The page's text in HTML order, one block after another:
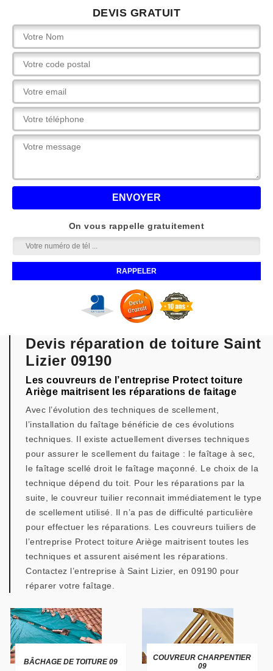
DEVIS GRATUIT
On vous rappelle gratuitement
Devis réparation de toiture Saint
Lizier 09190
Les couvreurs de l’entreprise Protect toiture
Ariège maitrisent les réparations de faitage
Avec l’évolution des techniques de scellement,
l’installation du faîtage bénéficie de ces évolutions
techniques. Il existe actuellement diverses techniques
pour assurer le scellement du faitage : le faîtage à sec,
le faîtage scellé droit le faîtage maçonné. Le choix de la
technique dépend du toit. Pour les réparations par la
suite, le couvreur tuilier reconnait immédiatement le type
de scellement utilisé. Il n’a pas de difficulté particulière
pour effectuer les réparations. Les couvreurs tuiliers de
l’entreprise Protect toiture Ariège maitrisent toutes les
techniques et assurent aisément les réparations.
Contactez l’entreprise à Saint Lizier, en 09190 pour
réparer votre faîtage.
BÂCHAGE DE TOITURE 09
COUVREUR CHARPENTIER
09